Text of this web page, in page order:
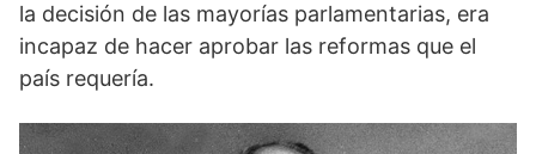
la decisión de las mayorías parlamentarias, era
incapaz de hacer aprobar las reformas que el
país requería.